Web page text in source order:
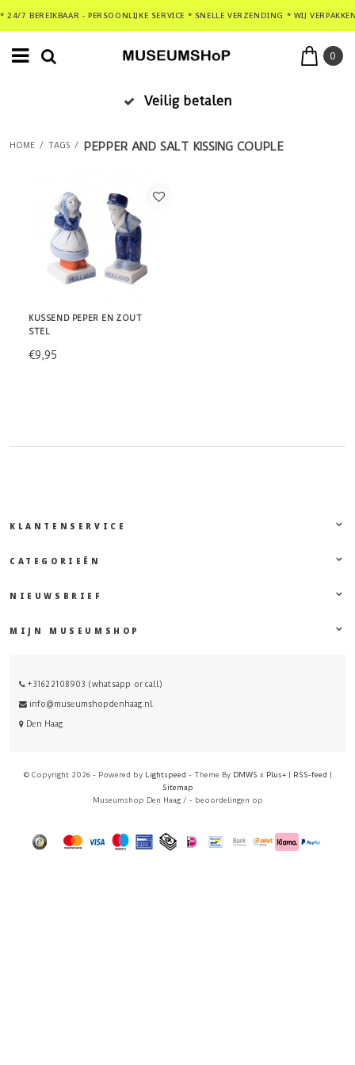
* 24/7 BEREIKBAAR - PERSOONLIJKE SERVICE * SNELLE VERZENDING * WIJ
0
Veilig betalen
HOME / TAGS / PEPPER AND SALT KISSING COUPLE
KUSSEND PEPER EN ZOUT
STEL
€9,95
KLANTENSERVICE
CATEGORIEËN
NIEUWSBRIEF
MIJN MUSEUMSHOP
+31622108903 (whatsapp or call)
info@museumshopdenhaag.nl
Den Haag
© Copyright 2026 - Powered by Lightspeed - Theme By DMWS x Plus+| RSS-feed |
Sitemap
Museumshop Den Haag / - beoordelingen op